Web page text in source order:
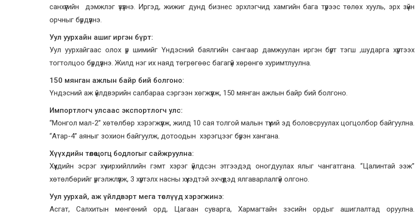
санхүүгийн дэмжлэг үзүүлнэ. Иргэд, жижиг дунд бизнес эрхлэгчид хамгийн бага түрээс төлөх хууль, эрх зүйн
орчныг бүрдүүлнэ.
Уул уурхайн ашиг иргэн бүрт:
Уул уурхайгаас олох үр шимийг Үндэсний баялгийн сангаар дамжуулан иргэн бүрт тэгш ,шударга хүртээх
тогтолцоо бүрдүүлнэ. Жилд нэг их наяд төгрөгөөс багагүй хөрөнгө хуримтлуулна.
150 мянган ажлын байр бий болгоно:
Үндэсний аж үйлдвэрийн салбараа сэргээн хөгжүүлж, 150 мянган ажлын байр бий болгоно.
Импортлогч улсаас экспортлогч улс:
“Монгол мал-2” хөтөлбөр хэрэгжүүлж, жилд 10 сая толгой малын түүхий эд боловсруулах цогцолбор байгуулна.
“Атар-4” аяныг зохион байгуулж, дотоодын хэрэгцээг бүрэн хангана.
Хүүхдийн төлөө цогц бодлогыг сайжруулна:
Хүүхдийн эсрэг хүчирхийллийн гэмт хэрэг үйлдсэн этгээдэд оногдуулах ялыг чангатгана. “Цалинтай ээж”
хөтөлбөрийг үргэлжлүүлж, 3 хүртэлх насны хүүхэдтэй эхчүүдэд ялгаварлалгүй олгоно.
Уул уурхай, аж үйлдвэрт мега төслүүд хэрэгжинэ:
Асгат, Салхитын мөнгөний орд, Цагаан суварга, Хармагтайн зэсийн ордыг ашиглалтад оруулна.